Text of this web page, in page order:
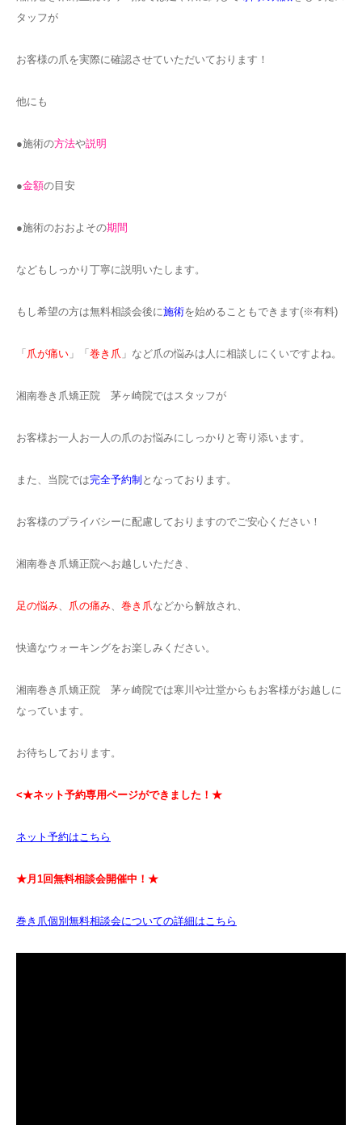
タッフが
お客様の爪を実際に確認させていただいております！
他にも
●施術の方法や説明
●金額の目安
●施術のおおよその期間
などもしっかり丁寧に説明いたします。
もし希望の方は無料相談会後に施術を始めることもできます(※有料)
「 爪が痛い 」「 巻き爪 」など爪の悩みは人に相談しにくいですよね。
湘南巻き爪矯正院 茅ヶ崎院ではスタッフが
お客様お一人お一人の爪のお悩みにしっかりと寄り添います。
また、当院では完全予約制 となっております。
お客様のプライバシーに配慮しておりますのでご安心ください！
湘南巻き爪矯正院へお越しいただき、
足の悩み 爪の痛み 巻き爪 などから解放され、
快適なウォーキングをお楽しみください。
湘南巻き爪矯正院 茅ヶ崎院では寒川や辻堂からもお客様がお越しに
なっています。
お待ちしております。
<★ネット予約専用ページができました！★
ネット予約はこちら
★月1回無料相談会開催中！★
巻き爪個別無料相談会についての詳細はこちら